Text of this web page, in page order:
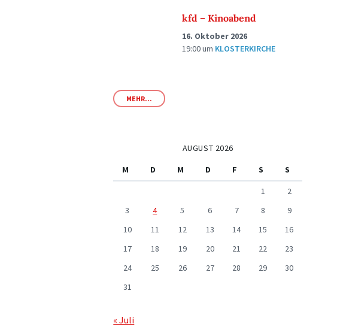
kfd – Kinoabend
16. Oktober 2026
19:00um KLOSTERKIRCHE
MEHR...
AUGUST 2026
M
D M D F S
S
1
2
3
4 5 6 7 8
9
10
11 12 13 14 15
16
17
18 19 20 21 22
23
24
25 26 27 28 29
30
31
« Juli